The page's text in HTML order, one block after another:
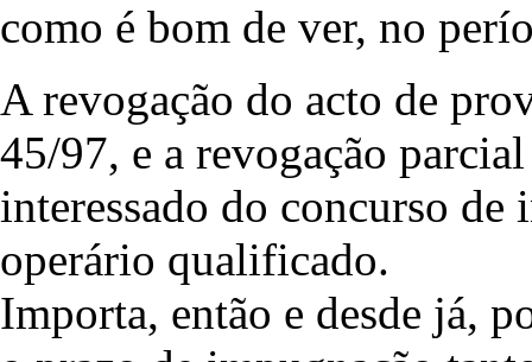
como é bom de ver, no
A revogação do acto de
45/97, e a revogação
interessado do concurso de
operário qualificado.
Importa, então e desde já,